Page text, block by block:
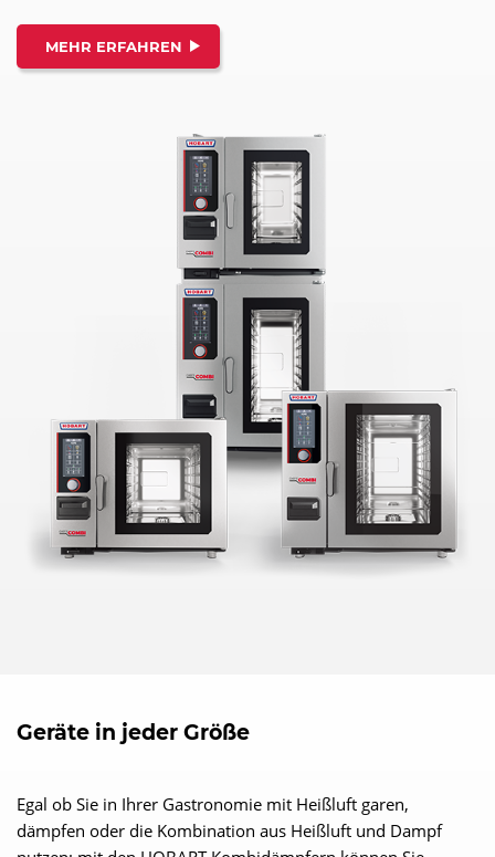
MEHR ERFAHREN
Geräte in jeder Größe
Egal ob Sie in Ihrer Gastronomie mit Heißluft garen,
dämpfen oder die Kombination aus Heißluft und Dampf